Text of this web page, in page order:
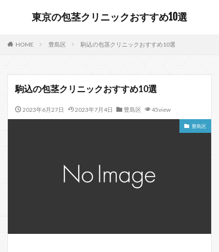
東京の包茎クリニックおすすめ10選
HOME 豊島区 駒込の包茎クリニックおすすめ10選
駒込の包茎クリニックおすすめ10選
2023年6月27日 2023年7月4日 豊島区 45view
豊島区